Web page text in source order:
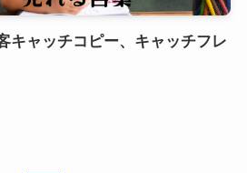
ャッチコピー、キャッチフレ